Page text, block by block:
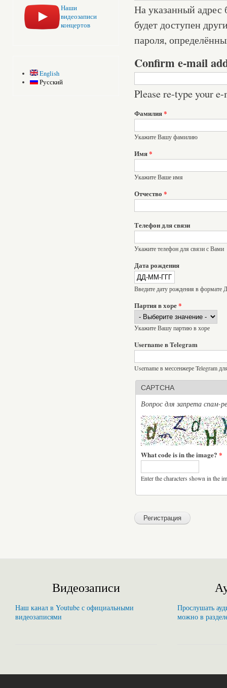
Наши
видеозаписи
концертов
English
Русский
На указанный адрес
будет доступен
пароля,
Confirm e-mail
Please re-type your
Фамилия*
Укажите Вашу фамилию
Имя*
Укажите Ваше имя
Отчество *
Телефон для связи
Укажите телефон для связи с Вами
Дата рождения
Введите дату рождения в
Партия в хоре*
Укажите Вашу партию в хоре
Username в Telegram
Username в мессенжере Telegram
CAPTCHA
Вопрос для запрета спам-
What code is in the image? *
Enter the characters shown in the
Видеозаписи
Наш канал в Youtube с официальными
видеозаписями
Прослушать
можно в